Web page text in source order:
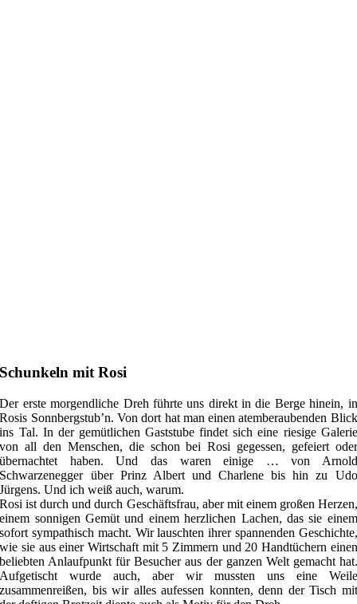
Schunkeln mit Rosi
Der erste morgendliche Dreh führte uns direkt in die Berge hinein, in
Rosis Sonnbergstub’n. Von dort hat man einen atemberaubenden Blick
ins Tal. In der gemütlichen Gaststube findet sich eine riesige Galerie
von all den Menschen, die schon bei Rosi gegessen, gefeiert oder
übernachtet haben. Und das waren einige … von Arnold
Schwarzenegger über Prinz Albert und Charlene bis hin zu Udo
Jürgens. Und ich weiß auch, warum.
Rosi ist durch und durch Geschäftsfrau, aber mit einem großen Herzen,
einem sonnigen Gemüt und einem herzlichen Lachen, das sie einem
sofort sympathisch macht. Wir lauschten ihrer spannenden Geschichte,
wie sie aus einer Wirtschaft mit 5 Zimmern und 20 Handtüchern einen
beliebten Anlaufpunkt für Besucher aus der ganzen Welt gemacht hat.
Aufgetischt wurde auch, aber wir mussten uns eine Weile
zusammenreißen, bis wir alles aufessen konnten, denn der Tisch mit